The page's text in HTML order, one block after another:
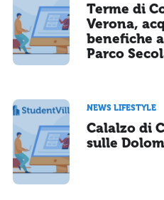
Terme di
Verona,
benefiche
Parco
NEWS LIFESTYLE
Calalzo di
sulle